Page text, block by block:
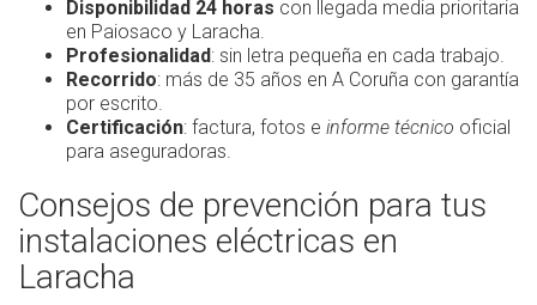
Disponibilidad 24 horas con llegada media prioritaria
en Paiosaco y Laracha.
Profesionalidad: sin letra pequeña en cada trabajo.
Recorrido: más de 35 años en A Coruña con garantía
por escrito.
Certificación: factura, fotos e informe técnico oficial
para aseguradoras.
Consejos de prevención para tus
instalaciones eléctricas en
Laracha